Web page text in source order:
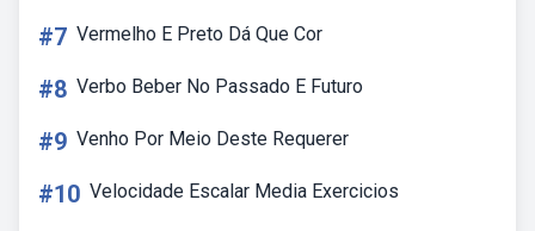
#7 Vermelho E Preto Dá Que Cor
#8 Verbo Beber No Passado E Futuro
#9 Venho Por Meio Deste Requerer
#10 Velocidade Escalar Media Exercicios